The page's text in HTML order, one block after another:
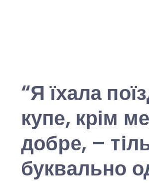
“Я їхала
купе, крім
добре, –
буквально